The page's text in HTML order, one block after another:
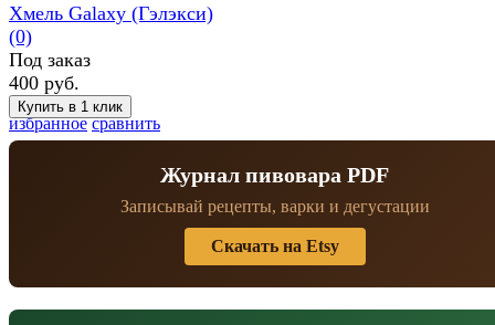
избранное сравнить
Хмель Galaxy (Гэлэкси)
(0)
Под заказ
400 руб.
Журнал пивовара PDF
Записывай рецепты, варки и дегустации
Скачать на Etsy